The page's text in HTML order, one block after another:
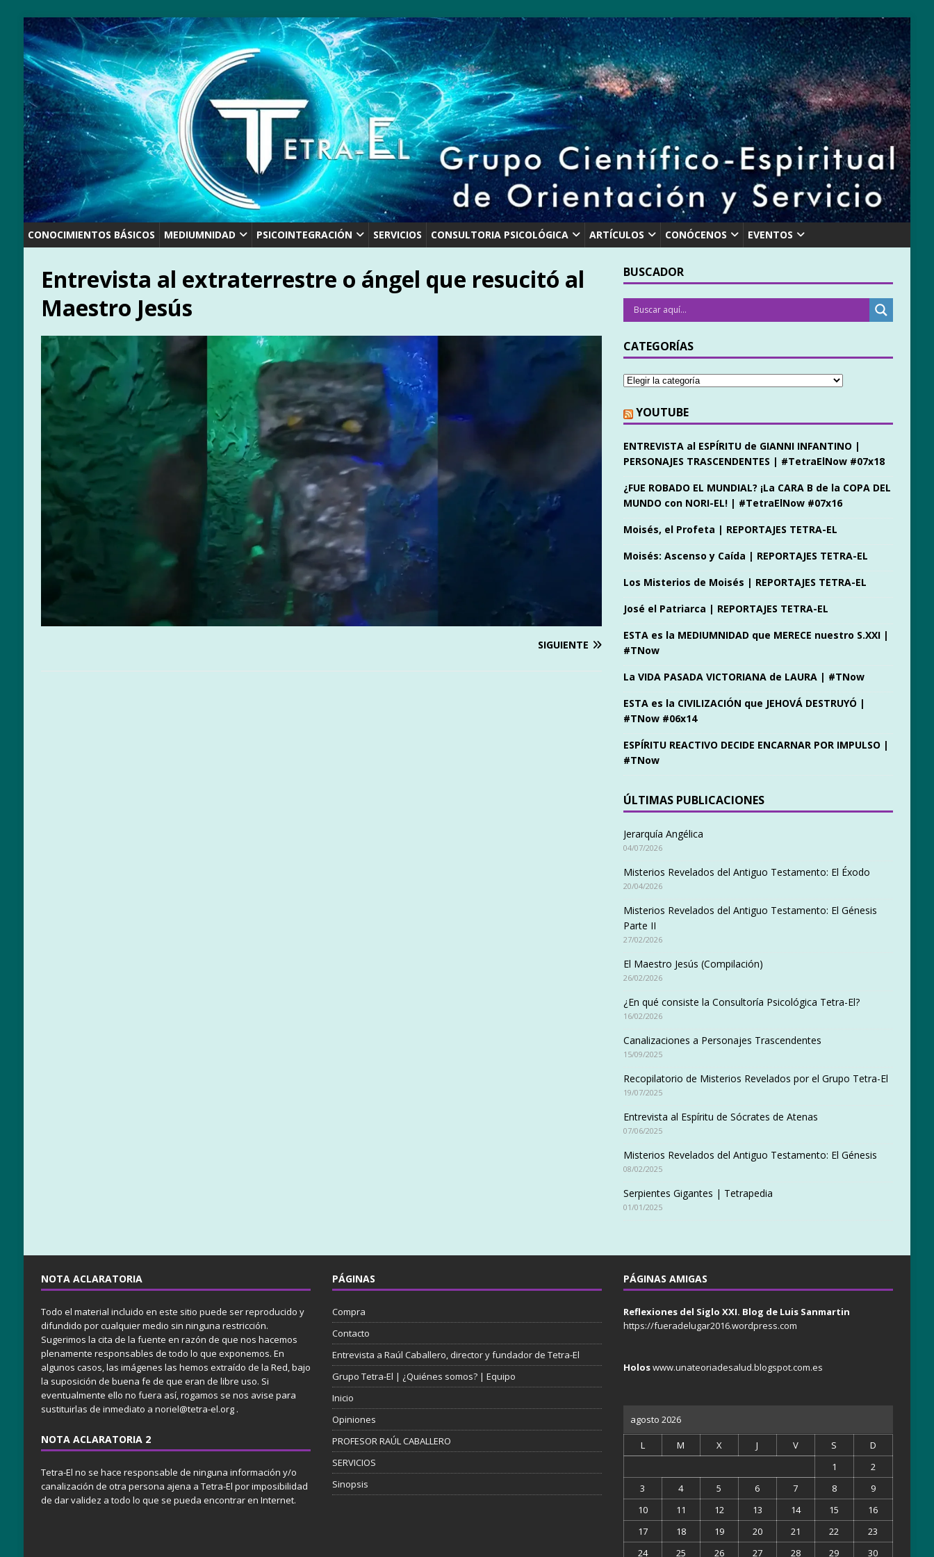
CONOCIMIENTOS BÁSICOS MEDIUMNIDAD PSICOINTEGRACIÓN SERVICIOS CONSULTORIA PSICOLÓGICA ARTÍCULOS CONÓCENOS EVENTOS
Entrevista al extraterrestre o ángel que resucitó al
Maestro Jesús
SIGUIENTE
BUSCADOR
CATEGORÍAS
YOUTUBE
ENTREVISTA al ESPÍRITU de GIANNI INFANTINO |
PERSONAJES TRASCENDENTES | #TetraElNow #07x18
¿FUE ROBADO EL MUNDIAL? ¡La CARA B de la COPA DEL
MUNDO con NORI-EL! | #TetraElNow #07x16
Moisés, el Profeta | REPORTAJES TETRA-EL
Moisés: Ascenso y Caída | REPORTAJES TETRA-EL
Los Misterios de Moisés | REPORTAJES TETRA-EL
José el Patriarca | REPORTAJES TETRA-EL
ESTA es la MEDIUMNIDAD que MERECE nuestro S.XXI |
#TNow
La VIDA PASADA VICTORIANA de LAURA | #TNow
ESTA es la CIVILIZACIÓN que JEHOVÁ DESTRUYÓ |
#TNow #06x14
ESPÍRITU REACTIVO DECIDE ENCARNAR POR IMPULSO |
#TNow
ÚLTIMAS PUBLICACIONES
Jerarquía Angélica
04/07/2026
Misterios Revelados del Antiguo Testamento: El Éxodo
20/04/2026
Misterios Revelados del Antiguo Testamento: El Génesis
Parte II
27/02/2026
El Maestro Jesús (Compilación)
26/02/2026
¿En qué consiste la Consultoría Psicológica Tetra-El?
16/02/2026
Canalizaciones a Personajes Trascendentes
15/09/2025
Recopilatorio de Misterios Revelados por el Grupo Tetra-El
19/07/2025
Entrevista al Espíritu de Sócrates de Atenas
07/06/2025
Misterios Revelados del Antiguo Testamento: El Génesis
08/02/2025
Serpientes Gigantes | Tetrapedia
01/01/2025
NOTA ACLARATORIA
Todo el material incluido en este sitio puede ser reproducido y
difundido por cualquier medio sin ninguna restricción.
Sugerimos la cita de la fuente en razón de que nos hacemos
plenamente responsables de todo lo que exponemos. En
algunos casos, las imágenes las hemos extraído de la Red, bajo
la suposición de buena fe de que eran de libre uso. Si
eventualmente ello no fuera así, rogamos se nos avise para
sustituirlas de inmediato a noriel@tetra-el.org .
NOTA ACLARATORIA 2
Tetra-El no se hace responsable de ninguna información y/o
canalización de otra persona ajena a Tetra-El por imposibilidad
de dar validez a todo lo que se pueda encontrar en Internet.
PÁGINAS
Compra
Contacto
Entrevista a Raúl Caballero, director y fundador de Tetra-El
Grupo Tetra-El | ¿Quiénes somos? | Equipo
Inicio
Opiniones
PROFESOR RAÚL CABALLERO
SERVICIOS
Sinopsis
PÁGINAS AMIGAS
Reflexiones del Siglo XXI. Blog de Luis Sanmartin
https://fueradelugar2016.wordpress.com
Holoswww.unateoriadesalud.blogspot.com.es
agosto 2026
L M X J V S
D
1
2
3
4 5 6 7 8
9
10
11 12 13 14 15
16
17
18 19 20 21 22
23
24
25 26 27 28 29 30